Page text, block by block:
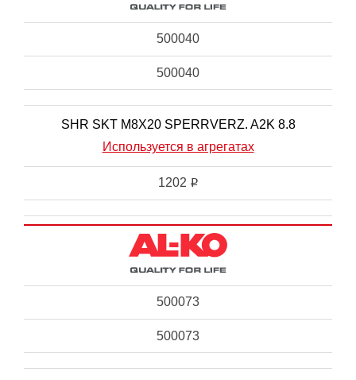
500040
500040
SHR SKT M8X20 SPERRVERZ. A2K 8.8
Используется в агрегатах
1202 i
500073
500073